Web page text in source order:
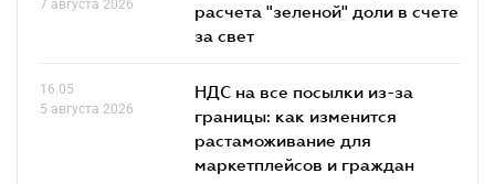
7 августа 2026
расчета "зеленой" доли в счете
за свет
16.05
5 августа 2026
НДС на все посылки из-за
границы: как изменится
растаможивание для
маркетплейсов и граждан